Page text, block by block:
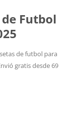
Futbol
de futbol para
gratis desde 69